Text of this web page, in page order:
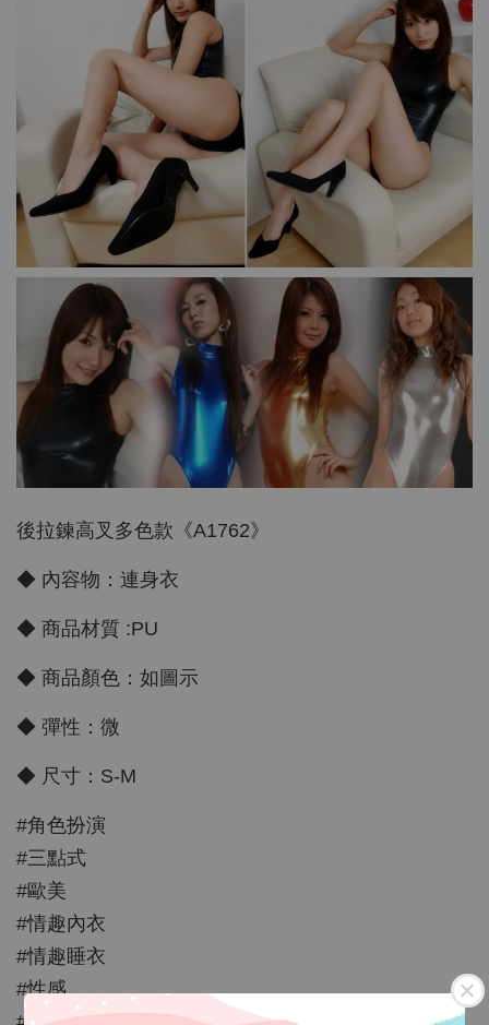
後拉鍊高叉多色款《A1762》
◆ 內容物：連身衣
◆ 商品材質 :PU
◆ 商品顏色：如圖示
◆ 彈性：微
◆ 尺寸：S-M
#角色扮演
#三點式
#歐美
#情趣內衣
#情趣睡衣
#性感